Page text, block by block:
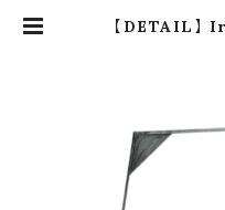
【DETAIL